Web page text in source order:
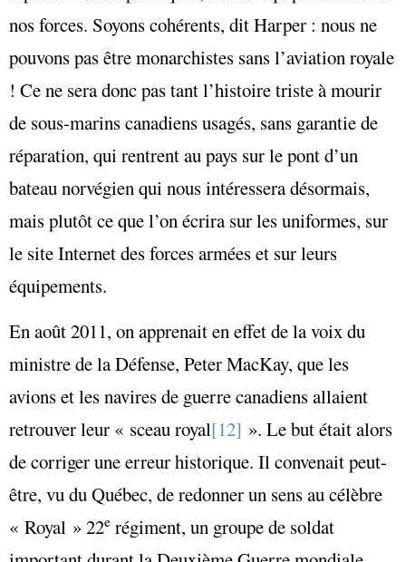
nos forces. Soyons cohérents, dit Harper : nous ne
pouvons pas être monarchistes sans l’aviation royale
! Ce ne sera donc pas tant l’histoire triste à mourir
de sous-marins canadiens usagés, sans garantie de
réparation, qui rentrent au pays sur le pont d’un
bateau norvégien qui nous intéressera désormais,
mais plutôt ce que l’on écrira sur les uniformes, sur
le site Internet des forces armées et sur leurs
équipements.
En août 2011, on apprenait en effet de la voix du
ministre de la Défense, Peter MacKay, que les
avions et les navires de guerre canadiens allaient
retrouver leur « sceau royal[12] ». Le but était alors
de corriger une erreur historique. Il convenait peut-
être, vu du Québec, de redonner un sens au célèbre
« Royal » 22e régiment, un groupe de soldat